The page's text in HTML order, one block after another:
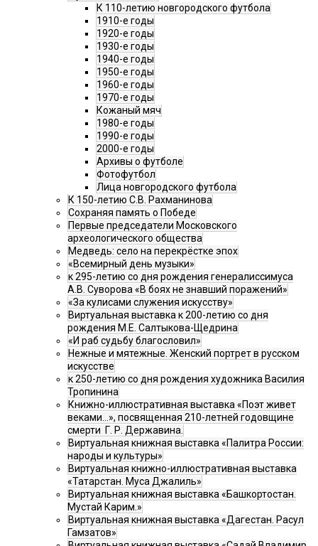
К 110-летию новгородского футбола
1910-е годы
1920-е годы
1930-е годы
1940-е годы
1950-е годы
1960-е годы
1970-е годы
Кожаный мяч
1980-е годы
1990-е годы
2000-е годы
Архивы о футболе
Фотофутбол
Лица новгородского футбола
К 150-летию С.В. Рахманинова
Сохраняя память о Победе
Первые председатели Московского
археологического общества
Медведь: село на перекрёстке эпох
«Всемирный день музыки»
к 295-летию со дня рождения генералиссимуса
А.В. Суворова «В боях не знавший поражений»
«За кулисами служения искусству»
Виртуальная выставка к 200-летию со дня
рождения М.Е. Салтыкова-Щедрина
«И раб судьбу благословил»
Нежные и мятежные. Женский портрет в русском
искусстве
к 250-летию со дня рождения художника Василия
Тропинина
Книжно-иллюстративная выставка «Поэт живет
веками…», посвященная 210-летней годовщине
смерти Г. Р. Державина.
Виртуальная книжная выставка «Палитра России:
народы и культуры»
Виртуальная книжно-иллюстративная выставка
«Татарстан. Муса Джалиль»
Виртуальная книжная выставка «Башкортостан.
Мустай Карим.»
Виртуальная книжная выставка «Дагестан. Расул
Гамзатов»